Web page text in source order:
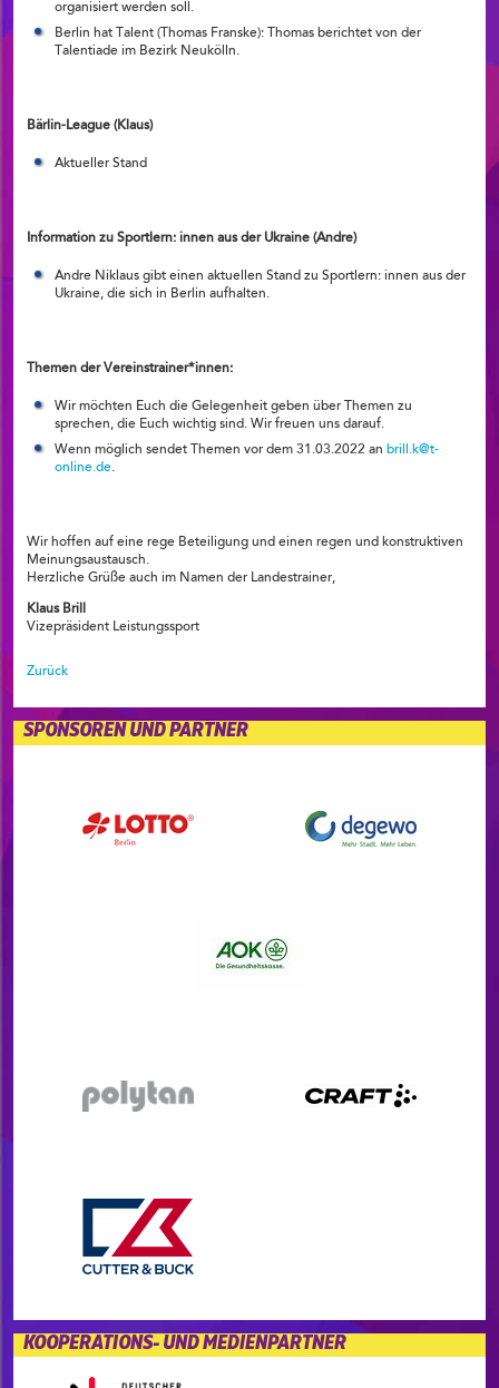
organisiert werden soll.
Berlin hat Talent (Thomas Franske): Thomas berichtet von der
Talentiade im Bezirk Neukölln.
Bärlin-League (Klaus)
Aktueller Stand
Information zu Sportlern: innen aus der Ukraine (Andre)
Andre Niklaus gibt einen aktuellen Stand zu Sportlern: innen aus der
Ukraine, die sich in Berlin aufhalten.
Themen der Vereinstrainer*innen:
Wir möchten Euch die Gelegenheit geben über Themen zu
sprechen, die Euch wichtig sind. Wir freuen uns darauf.
Wenn möglich sendet Themen vor dem 31.03.2022 an brill.k@t-
online.de.
Wir hoffen auf eine rege Beteiligung und einen regen und konstruktiven
Meinungsaustausch.
Herzliche Grüße auch im Namen der Landestrainer,
Klaus Brill
Vizepräsident Leistungssport
Zurück
SPONSOREN UND PARTNER
KOOPERATIONS- UND MEDIENPARTNER